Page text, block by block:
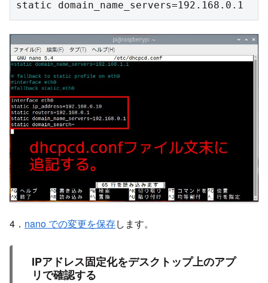
static domain_name_servers=192.168.0.1
4． nano での変更を保存します。
IPアドレス固定化をデスクトップ上のアプ
リで確認する